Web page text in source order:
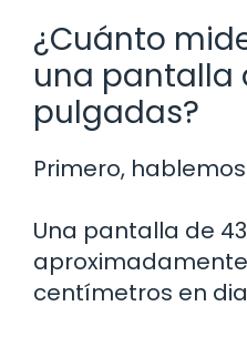
¿Cuánto
una pantalla
pulgadas?
Primero,
Una pantalla de
aproximadamente
centímetros en